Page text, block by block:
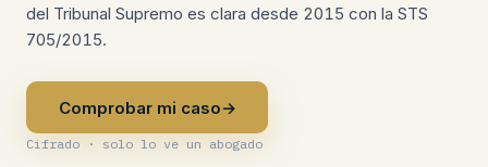
del Tribunal Supremo es clara desde 2015 con la STS
705/2015.
Comprobar mi caso→
Cifrado · solo lo ve un abogado